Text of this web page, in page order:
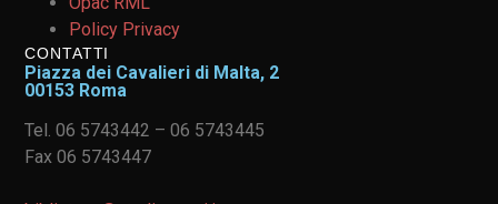
Policy Privacy
CONTATTI
Piazza dei Cavalieri di Malta, 2
00153 Roma
Tel. 06 5743442 – 06 5743445
Fax 06 5743447